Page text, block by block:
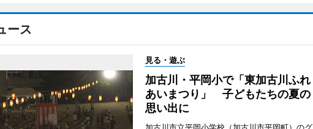
ース
見る・遊ぶ
加古川・平岡小で「東加古川ふれ
あいまつり」 子どもたちの夏の
思い出に